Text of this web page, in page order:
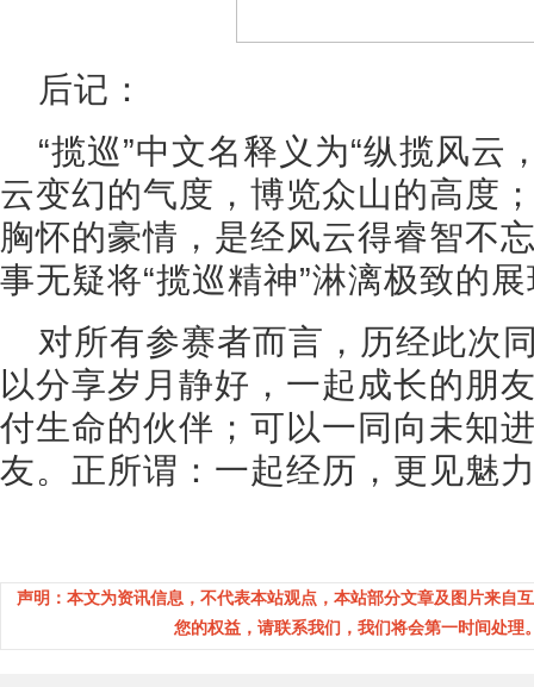
后记：
“揽巡”中文名释义为“纵揽风云
云变幻的气度，博览众山的高度
胸怀的豪情，是经风云得睿智不
事无疑将“揽巡精神”淋漓极致的
对所有参赛者而言，历经此次
以分享岁月静好，一起成长的朋
付生命的伙伴；可以一同向未知
友。正所谓：一起经历，更见魅
声明：本文为资讯信息，不代表本站观点，本站部分文章及图片来自
您的权益，请联系我们，我们将会第一时间处